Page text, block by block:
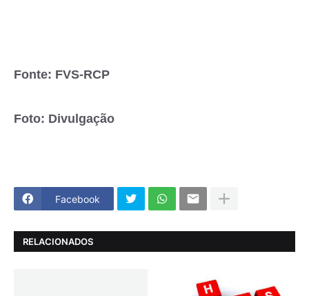
Fonte: FVS-RCP
Foto: Divulgação
Facebook
RELACIONADOS